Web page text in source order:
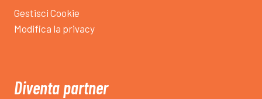
Gestisci Cookie
Modifica la privacy
Diventa partner